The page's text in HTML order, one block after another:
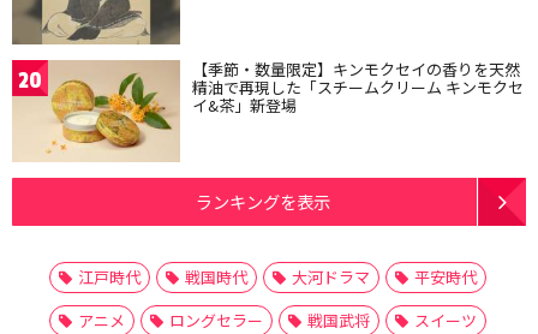
20 【季節・数量限定】キンモクセイの香りを天然
精油で再現した「スチームクリーム キンモクセ
イ&茶」新登場
ランキングを表示
江戸時代 戦国時代 大河ドラマ
平安時代
アニメ
ロングセラー 戦国武将
スイーツ